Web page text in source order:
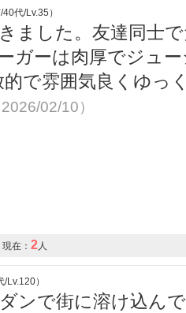
代/Lv.35）
ました。友達同士
ガーは肉厚でジュ
的で雰囲気良くゆっ
02/10）
現在： 2人
Lv.120）
ンで街に溶け込ん